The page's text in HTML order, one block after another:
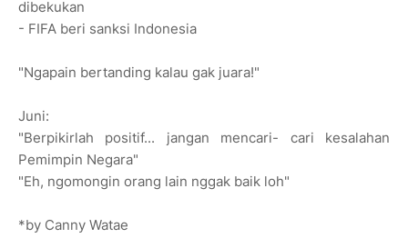
dibekukan
- FIFA beri sanksi Indonesia
"Ngapain bertanding kalau gak juara!"
Juni:
"Berpikirlah positif... jangan mencari- cari kesalahan
Pemimpin Negara"
"Eh, ngomongin orang lain nggak baik loh"
*by Canny Watae